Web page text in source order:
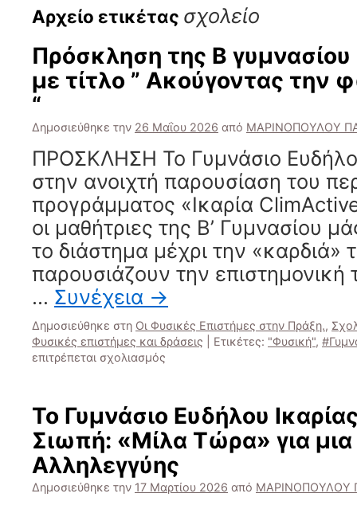
Αρχείο ετικέτας σχολείο
Πρόσκληση της Β
με τίτλο ” Ακούγοντας την
“
Δημοσιεύθηκε την 26 Μαΐου 2026 από ΜΑΡΙΝΟΠΟΥΛΟΥ
ΠΡΟΣΚΛΗΣΗ ​Το Γυμνάσιο
στην ανοιχτή παρουσίαση του
προγράμματος «Ικαρία
οι μαθήτριες της Β’ Γυμνασίου
το διάστημα μέχρι την «καρδιά»
παρουσιάζουν την επιστημονική
… Συνέχεια →
Δημοσιεύθηκε στη Οι Φυσικές Επιστήμες στην Πράξη.,
Φυσικές επιστήμες και δράσεις
Ετικέτες: "Φυσική",
επιτρέπεται σχολιασμός
γυμνασίου
στην
εκδήλωση
με
τίτλο
Το Γυμνάσιο Ευδήλου
Σιωπή: «Μίλα Τώρα» για
Αλληλεγγύης
Δημοσιεύθηκε την 17 Μαρτίου 2026 από ΜΑΡΙΝΟΠΟΥΛΟΥ